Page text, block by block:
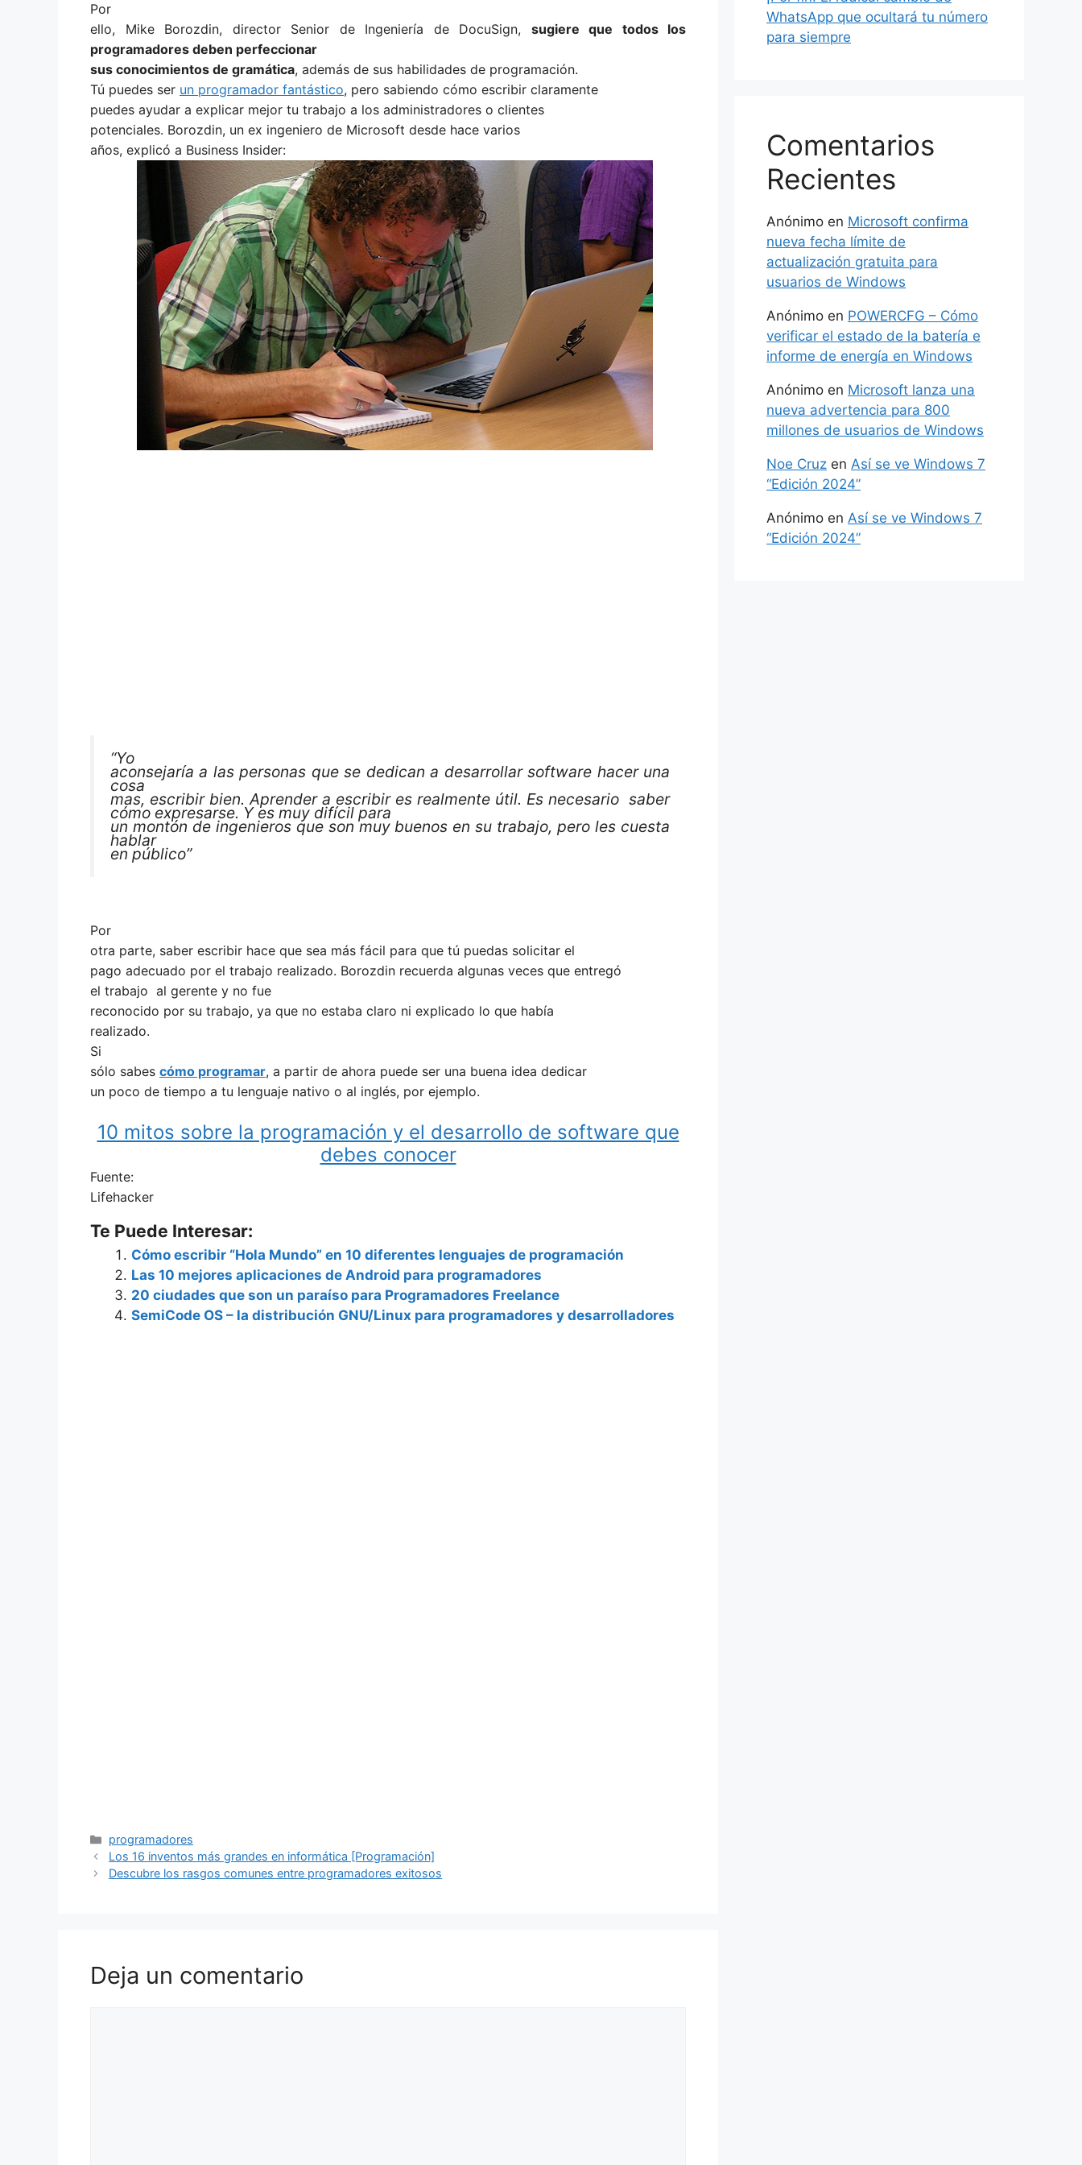
Por
ello, Mike Borozdin, director Senior de Ingeniería de DocuSign, sugiere que todos los
programadores deben perfeccionar
sus conocimientos de gramática, además de sus habilidades de programación.
Tú puedes ser un programador fantástico, pero sabiendo cómo escribir claramente
puedes ayudar a explicar mejor tu trabajo a los administradores o clientes
potenciales. Borozdin, un ex ingeniero de Microsoft desde hace varios
años, explicó a Business Insider:
“Yo
aconsejaría a las personas que se dedican a desarrollar software hacer una
cosa
mas, escribir bien. Aprender a escribir es realmente útil. Es necesario saber
cómo expresarse. Y es muy difícil para
un montón de ingenieros que son muy buenos en su trabajo, pero les cuesta
hablar
en público”
Por
otra parte, saber escribir hace que sea más fácil para que tú puedas solicitar el
pago adecuado por el trabajo realizado. Borozdin recuerda algunas veces que entregó
el trabajo al gerente y no fue
reconocido por su trabajo, ya que no estaba claro ni explicado lo que había
realizado.
Si
sólo sabes cómo programar, a partir de ahora puede ser una buena idea dedicar
un poco de tiempo a tu lenguaje nativo o al inglés, por ejemplo.
10 mitos sobre la programación y el desarrollo de software que
debes conocer
Fuente:
Lifehacker
Te Puede Interesar:
Cómo escribir “Hola Mundo” en 10 diferentes lenguajes de programación
Las 10 mejores aplicaciones de Android para programadores
20 ciudades que son un paraíso para Programadores Freelance
SemiCode OS – la distribución GNU/Linux para programadores y desarrolladores
Categorías
programadores
Los 16 inventos más grandes en informática [Programación]
Descubre los rasgos comunes entre programadores exitosos
Deja un comentario
WhatsApp que ocultará tu número
para siempre
Comentarios
Recientes
Anónimo en Microsoft confirma
nueva fecha límite de
actualización gratuita para
usuarios de Windows
Anónimo en POWERCFG – Cómo
verificar el estado de la batería e
informe de energía en Windows
Anónimo en Microsoft lanza una
nueva advertencia para 800
millones de usuarios de Windows
Noe Cruz en Así se ve Windows 7
“Edición 2024”
Anónimo en Así se ve Windows 7
“Edición 2024”